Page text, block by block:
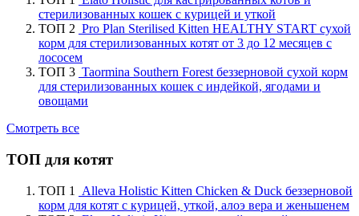
стерилизованных кошек с курицей и уткой
ТОП 2 Pro Plan Sterilised Kitten HEALTHY START сухой
корм для стерилизованных котят от 3 до 12 месяцев с
лососем
ТОП 3 Taormina Southern Forest беззерновой сухой корм
для стерилизованных кошек с индейкой, ягодами и
овощами
Смотреть все
ТОП для котят
ТОП 1
Alleva Holistic Kitten Chicken & Duck беззерновой
корм для котят с курицей, уткой, алоэ вера и женьшенем